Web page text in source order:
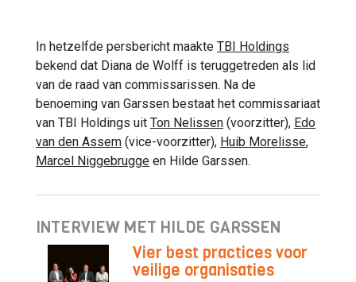
In hetzelfde persbericht maakte TBI Holdings
bekend dat Diana de Wolff is teruggetreden als lid
van de raad van commissarissen. Na de
benoeming van Garssen bestaat het commissariaat
van TBI Holdings uit Ton Nelissen (voorzitter), Edo
van den Assem (vice-voorzitter), Huib Morelisse,
Marcel Niggebrugge en Hilde Garssen.
INTERVIEW MET HILDE GARSSEN
Vier best practices voor
veilige organisaties